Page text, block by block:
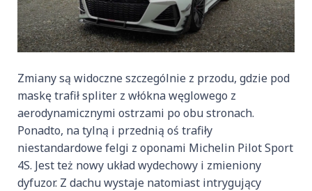
Zmiany są widoczne szczególnie z przodu, gdzie pod
maskę trafił spliter z włókna węglowego z
aerodynamicznymi ostrzami po obu stronach.
Ponadto, na tylną i przednią oś trafiły
niestandardowe felgi z oponami Michelin Pilot Sport
4S. Jest też nowy układ wydechowy i zmieniony
dyfuzor. Z dachu wystaje natomiast intrygujący